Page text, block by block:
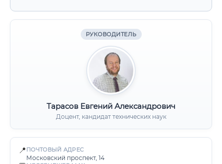
РУКОВОДИТЕЛЬ
Тарасов Евгений Александрович
Доцент, кандидат технических наук
📍 ПОЧТОВЫЙ АДРЕС
Московский проспект, 14